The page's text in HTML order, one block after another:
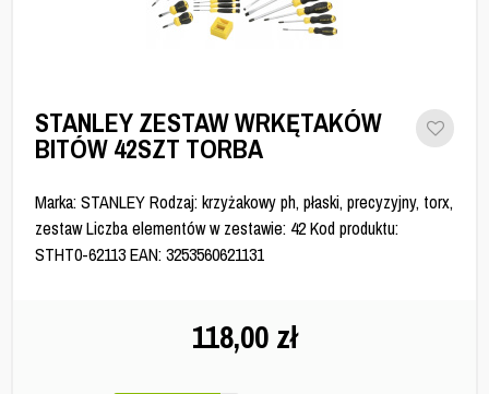
STANLEY ZESTAW WRKĘTAKÓW
BITÓW 42SZT TORBA
Marka: STANLEY Rodzaj: krzyżakowy ph, płaski, precyzyjny, torx,
zestaw Liczba elementów w zestawie: 42 Kod produktu:
STHT0-62113 EAN: 3253560621131
118,00 zł